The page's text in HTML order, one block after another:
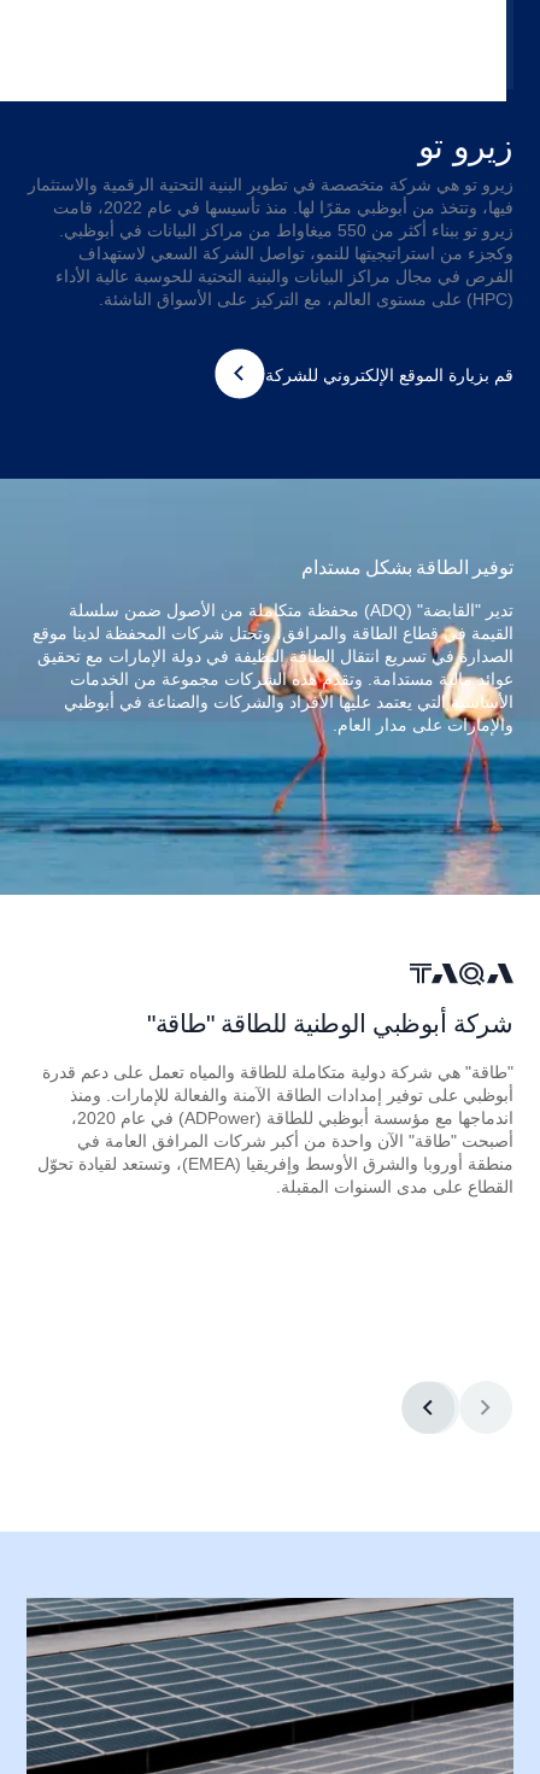
زيرو تو
زيرو تو هي شركة متخصصة في تطوير البنية التحتية الرقمية والاستثمار
فيها، وتتخذ من أبوظبي مقرًا لها. منذ تأسيسها في عام 2022، قامت
زيرو تو ببناء أكثر من 550 ميغاواط من مراكز البيانات في أبوظبي.
وكجزء من استراتيجيتها للنمو، تواصل الشركة السعي لاستهداف
الفرص في مجال مراكز البيانات والبنية التحتية للحوسبة عالية الأداء
(HPC) على مستوى العالم، مع التركيز على الأسواق الناشئة.
قم بزيارة الموقع الإلكتروني للشركة
توفير الطاقة بشكل مستدام
تدير "القابضة" (ADQ) محفظة متكاملة من الأصول ضمن سلسلة
القيمة في قطاع الطاقة والمرافق، وتحتل شركات المحفظة لدينا موقع
الصدارة في تسريع انتقال الطاقة النظيفة في دولة الإمارات مع تحقيق
عوائد مالية مستدامة. وتقدّم هذه الشركات مجموعة من الخدمات
الأساسية التي يعتمد عليها الأفراد والشركات والصناعة في أبوظبي
والإمارات على مدار العام.
شركة أبوظبي الوطنية للطاقة "طاقة"
"طاقة" هي شركة دولية متكاملة للطاقة والمياه تعمل على دعم قدرة
أبوظبي على توفير إمدادات الطاقة الآمنة والفعالة للإمارات. ومنذ
اندماجها مع مؤسسة أبوظبي للطاقة (ADPower) في عام 2020،
أصبحت "طاقة" الآن واحدة من أكبر شركات المرافق العامة في
منطقة أوروبا والشرق الأوسط وإفريقيا (EMEA)، وتستعد لقيادة تحوّل
القطاع على مدى السنوات المقبلة.